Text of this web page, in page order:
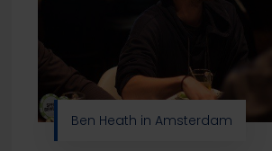
Ben Heath in Amsterdam